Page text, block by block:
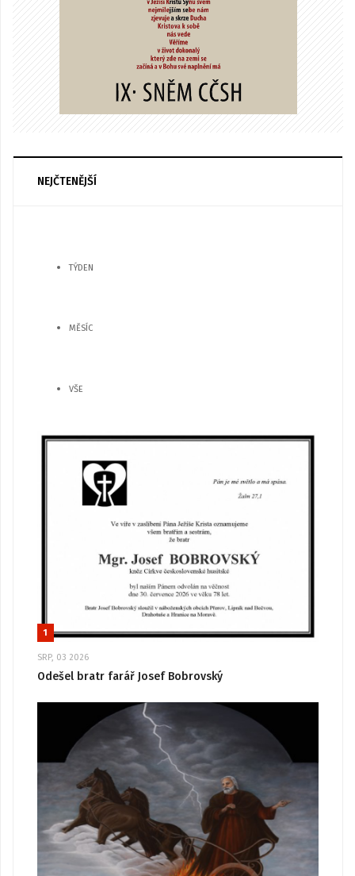
NEJČTENĚJŠÍ
TÝDEN
MĚSÍC
VŠE
1
SRP, 03 2026
Odešel bratr farář Josef Bobrovský